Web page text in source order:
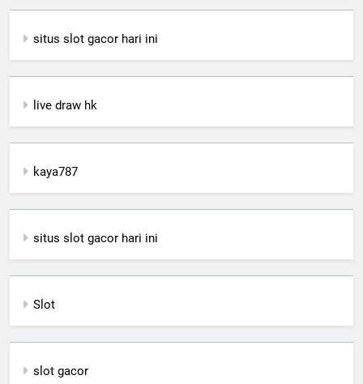
situs slot gacor hari ini
live draw hk
kaya787
situs slot gacor hari ini
Slot
slot gacor